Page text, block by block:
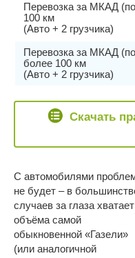
Перевозка за МКАД
100 км
(Авто + 2 грузчика)
Перевозка за МКАД
более 100 км
(Авто + 2 грузчика)
Скачать
С автомобилями
не будет – в
случаев за глаза хватает
объёма самой
обыкновенной «Газели»
(или аналогичной